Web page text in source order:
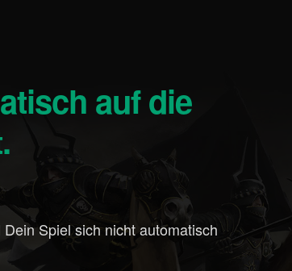
Spiel sich nicht automatisch